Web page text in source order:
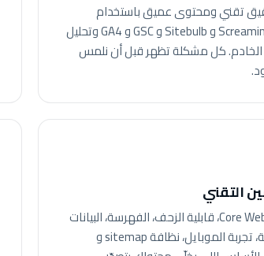
تقني ومحتوى عميق باستخدام
Screaming Frog و Sitebulb و GSC و GA4 وتحليل
كل مشكلة تظهر قبل أن نلمس
التقني
Core Web Vitals، قابلية الزحف، الفهرسة، البيانات
المنظمة، تجربة الموبايل، نظافة sitemap و